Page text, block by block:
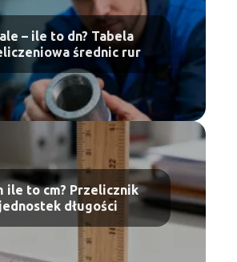
– ile to dn? Tabela
średnic rur
ile to cm? Przelicznik
jednostek długości